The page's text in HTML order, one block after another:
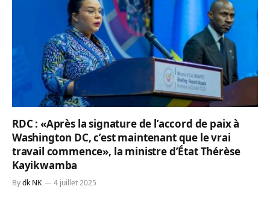
RDC : «Après la signature de l’accord de paix à
Washington DC, c’est maintenant que le vrai
travail commence», la ministre d’État Thérèse
Kayikwamba
Bydk NK 4 juillet 2025